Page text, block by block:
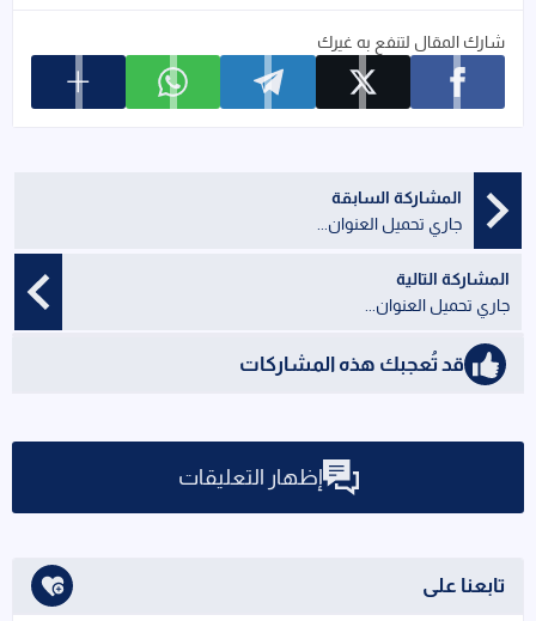
شارك المقال لتنفع به غيرك
شارك على facebook شارك على x شارك على telegram شارك على whatsapp عرض المزيد
المشاركة السابقة
جاري تحميل العنوان...
المشاركة التالية
جاري تحميل العنوان...
قد تُعجبك هذه المشاركات
إظهار التعليقات
تابعنا على